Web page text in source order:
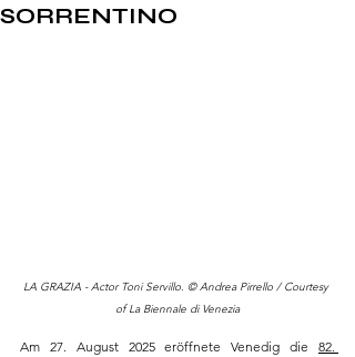
SORRENTINO
LA GRAZIA - Actor Toni Servillo. © Andrea Pirrello / Courtesy
of La Biennale di Venezia
Am 27. August 2025 eröffnete Venedig die 82.